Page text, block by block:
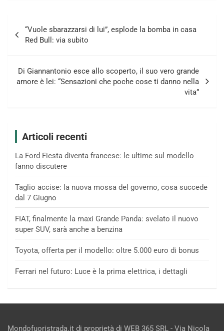
articoli
“Vuole sbarazzarsi di lui”, esplode la bomba in casa
Red Bull: via subito
Di Giannantonio esce allo scoperto, il suo vero grande
amore è lei: “Sensazioni che poche cose ti danno nella
vita”
Articoli recenti
La Ford Fiesta diventa francese: le ultime sul modello
fanno discutere
Taglio accise: la nuova mossa del governo, cosa succede
dal 7 Giugno
FIAT, finalmente la maxi Grande Panda: svelato il nuovo
super SUV, sarà anche a benzina
Toyota, offerta per il modello: oltre 5.000 euro di bonus
Ferrari nel futuro: Luce è la prima elettrica, i dettagli
Mondofuoristrada.it di proprietà di WEB 365 SRL - Via Nicola